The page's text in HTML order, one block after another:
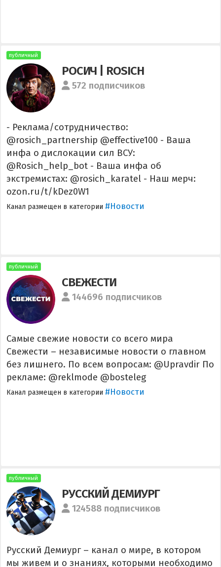
публичный
РОСИЧ | ROSICH
572 подписчиков
- Реклама/сотрудничество:
@rosich_partnership @effective100 - Ваша
инфа о дислокации сил ВСУ:
@Rosich_help_bot - Ваша инфа об
экстремистах: @rosich_karatel - Наш мерч:
ozon.ru/t/kDez0W1
Канал размещен в категории #Новости
публичный
СВЕЖЕСТИ
144696 подписчиков
Самые свежие новости со всего мира
Свежести – независимые новости о главном
без лишнего. По всем вопросам: @Upravdir По
рекламе: @reklmode @bosteleg
Канал размещен в категории #Новости
публичный
РУССКИЙ ДЕМИУРГ
124588 подписчиков
Русский Демиург – канал о мире, в котором
мы живем и о знаниях, которыми необходимо